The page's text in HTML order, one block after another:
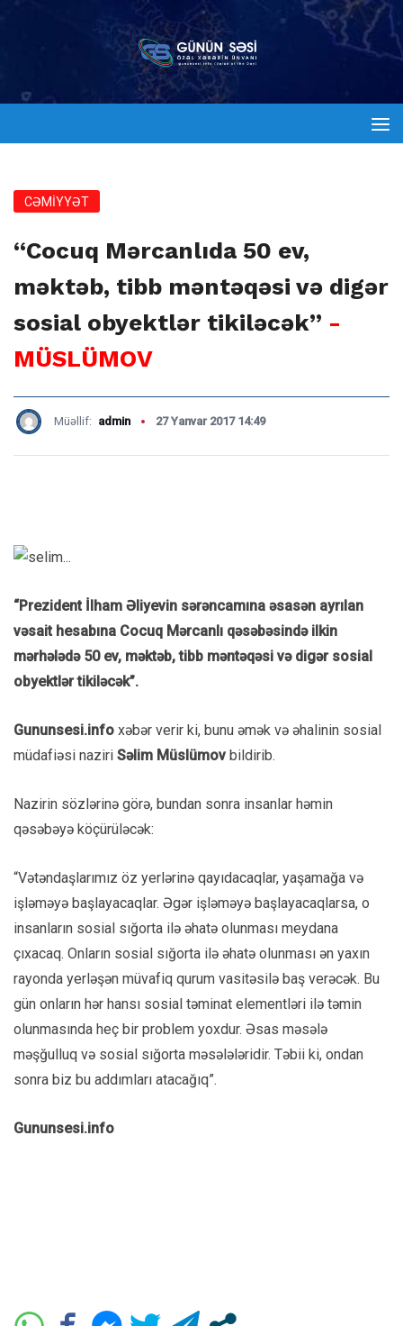
CƏMİYYƏT
“Cocuq Mərcanlıda 50 ev,
məktəb, tibb məntəqəsi və digər
sosial obyektlər tikiləcək” -
MÜSLÜMOV
Müəllif: admin 27 Yanvar 2017 14:49
“Prezident İlham Əliyevin sərəncamına əsasən ayrılan
vəsait hesabına Cocuq Mərcanlı qəsəbəsində ilkin
mərhələdə 50 ev, məktəb, tibb məntəqəsi və digər sosial
obyektlər tikiləcək”.
Gununsesi.info xəbər verir ki, bunu əmək və əhalinin sosial
müdafiəsi naziri Səlim Müslümov bildirib.
Nazirin sözlərinə görə, bundan sonra insanlar həmin
qəsəbəyə köçürüləcək:
“Vətəndaşlarımız öz yerlərinə qayıdacaqlar, yaşamağa və
işləməyə başlayacaqlar. Əgər işləməyə başlayacaqlarsa, o
insanların sosial sığorta ilə əhatə olunması meydana
çıxacaq. Onların sosial sığorta ilə əhatə olunması ən yaxın
rayonda yerləşən müvafiq qurum vasitəsilə baş verəcək. Bu
gün onların hər hansı sosial təminat elementləri ilə təmin
olunmasında heç bir problem yoxdur. Əsas məsələ
məşğulluq və sosial sığorta məsələləridir. Təbii ki, ondan
sonra biz bu addımları atacağıq”.
Gununsesi.info